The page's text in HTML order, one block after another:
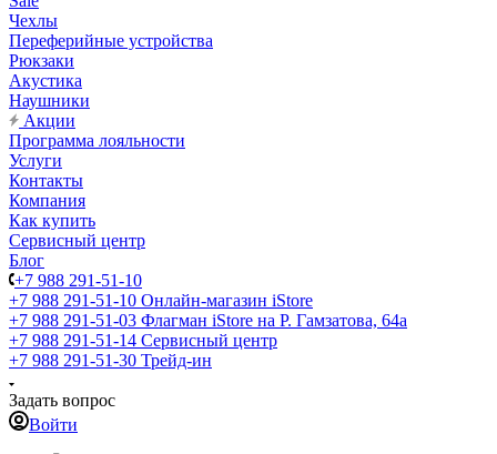
Чехлы
Переферийные устройства
Рюкзаки
Акустика
Наушники
Акции
Программа лояльности
Услуги
Контакты
Компания
Как купить
Сервисный центр
Блог
+7 988 291-51-10
+7 988 291-51-10 Онлайн-магазин iStore
+7 988 291-51-03 Флагман iStore на Р. Гамзатова, 64а
+7 988 291-51-14 Сервисный центр
+7 988 291-51-30 Трейд-ин
Задать вопрос
Войти